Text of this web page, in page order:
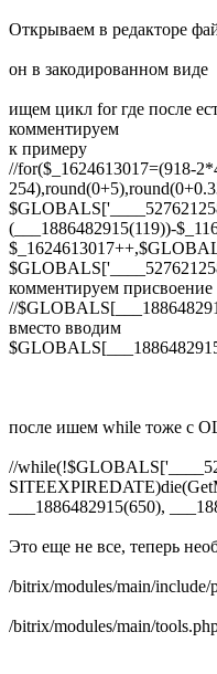
Открываем в редакторе
он в закодированном виде
ищем цикл for где после
комментируем
к примеру
//
(___1886482915(119))-
комментируем
//
вместо вводим
после ишем while тоже с
//
___1886482915(650),
Это еще не все, теперь
/bitrix/modules/main/include/
/bitrix/modules/main/